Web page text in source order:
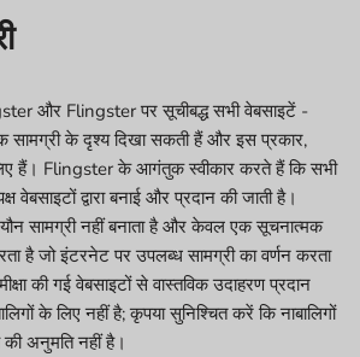
और Flingster पर सूचीबद्ध सभी वेबसाइटें -
सामग्री के दृश्य दिखा सकती हैं और इस प्रकार,
हैं। Flingster के आगंतुक स्वीकार करते हैं कि सभी
वेबसाइटों द्वारा बनाई और प्रदान की जाती है।
सामग्री नहीं बनाता है और केवल एक सूचनात्मक
है जो इंटरनेट पर उपलब्ध सामग्री का वर्णन करता
की गई वेबसाइटों से वास्तविक उदाहरण प्रदान
के लिए नहीं है; कृपया सुनिश्चित करें कि नाबालिगों
अनुमति नहीं है।